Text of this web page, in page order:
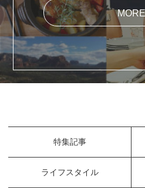
MORE
特集記事
ライフスタイル